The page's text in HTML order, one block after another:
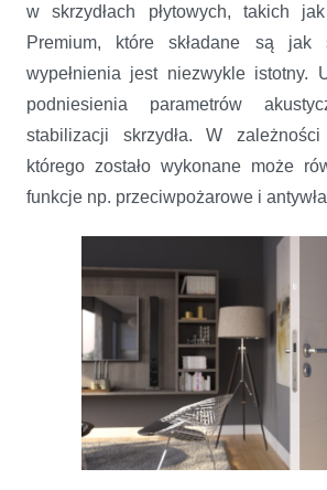
w skrzydłach płytowych, takich
Premium, które składane są jak
wypełnienia jest niezwykle istotny.
podniesienia parametrów
stabilizacji skrzydła. W
którego zostało wykonane może
funkcje np. przeciwpożarowe i